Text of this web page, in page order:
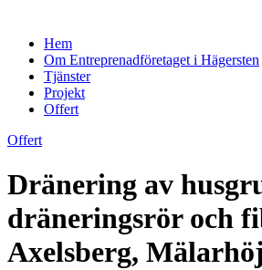
Hem
Om Entreprenadföretaget i Hägersten
Tjänster
Projekt
Offert
Offert
Dränering av
dräneringsrör och
Axelsberg,